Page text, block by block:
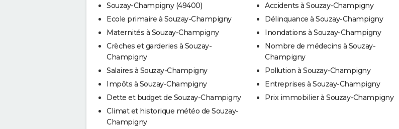
Souzay-Champigny (49400)
Ecole primaire à Souzay-Champigny
Maternités à Souzay-Champigny
Crèches et garderies à Souzay-
Champigny
Salaires à Souzay-Champigny
Impôts à Souzay-Champigny
Dette et budget de Souzay-Champigny
Climat et historique météo de Souzay-
Champigny
Accidents à Souzay-Champigny
Délinquance à Souzay-Champigny
Inondations à Souzay-Champigny
Nombre de médecins à Souzay-
Champigny
Pollution à Souzay-Champigny
Entreprises à Souzay-Champigny
Prix immobilier à Souzay-Champigny